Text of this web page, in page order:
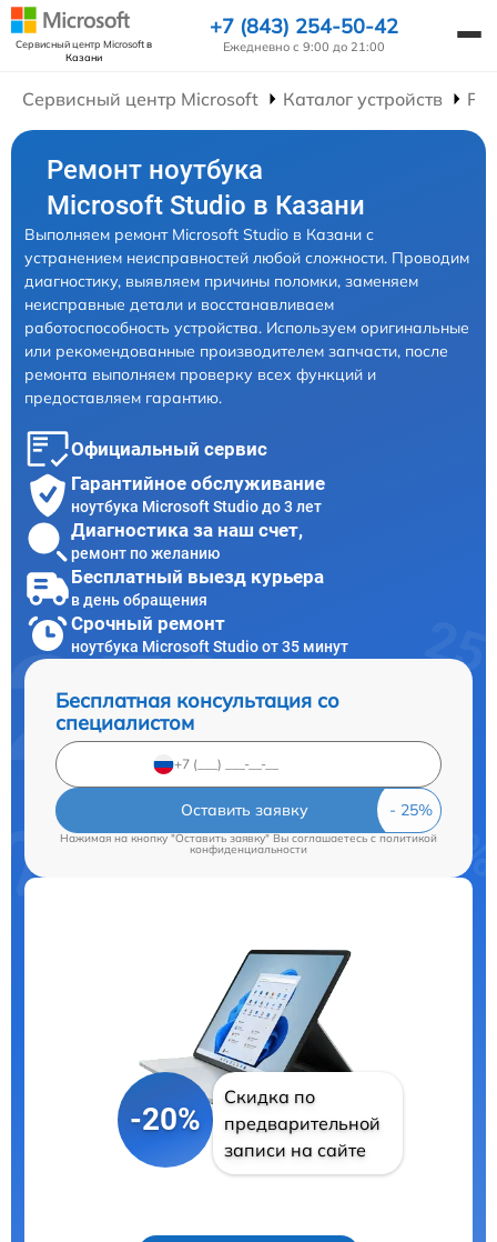
Сервисный центр Microsoftв
Казани
+7 (843) 254-50-42
Ежедневно с 9:00 до 21:00
Сервисный центр Microsoft Каталог устройств
Ремонт ноутбука
Microsoft Studio в Казани
Выполняем ремонт Microsoft Studio в Казани с
устранением неисправностей любой сложности. Проводим
диагностику, выявляем причины поломки, заменяем
неисправные детали и восстанавливаем
работоспособность устройства. Используем оригинальные
или рекомендованные производителем запчасти, после
ремонта выполняем проверку всех функций и
предоставляем гарантию.
Официальный сервис
Гарантийное обслуживание
ноутбука Microsoft Studio до 3 лет
Диагностика за наш счет,
ремонт по желанию
Бесплатный выезд курьера
в день обращения
Срочный ремонт
ноутбука Microsoft Studio от 35 минут
Бесплатная консультация со
специалистом
Оставить заявку
Нажимая на кнопку "Оставить заявку" Вы соглашаетесь cполитикой
конфиденциальности
-20%
Скидка по
предварительной
записи на сайте